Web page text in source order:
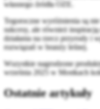
własnego źródła OZE.
Tegoroczne wyróżnienia są
sukcesy, ale również
działania na rzecz przyrody i
rozwiązań w branży leśnej.
Wszystkie nagrodzone
września 2025 w Mostkach
Ostatnie artykuły